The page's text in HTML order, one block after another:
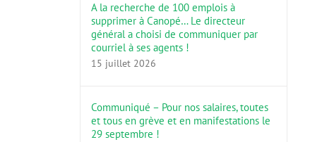
A la recherche de 100 emplois à
supprimer à Canopé… Le directeur
général a choisi de communiquer par
courriel à ses agents !
15 juillet 2026
Communiqué – Pour nos salaires, toutes
et tous en grève et en manifestations le
29 septembre !